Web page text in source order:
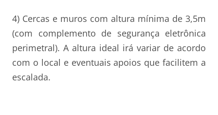
4) Cercas e muros com altura mínima de 3,5m
(com complemento de segurança eletrônica
perimetral). A altura ideal irá variar de acordo
com o local e eventuais apoios que facilitem a
escalada.